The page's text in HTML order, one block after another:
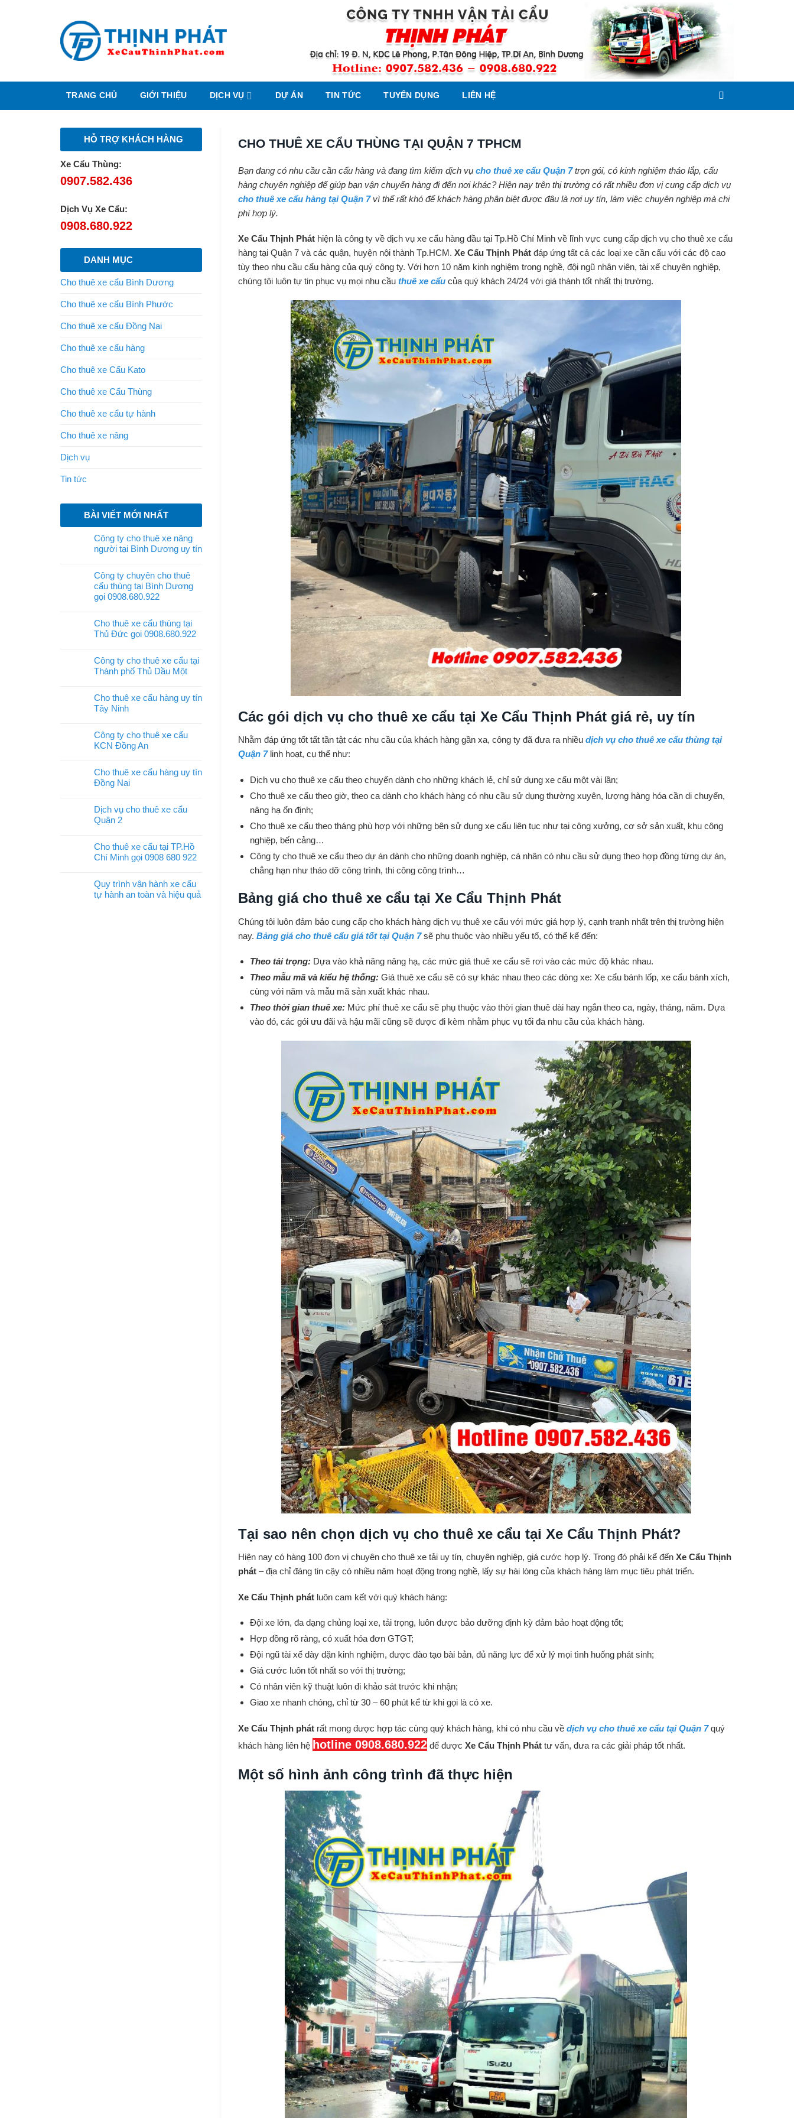
TRANG CHỦ GIỚI THIỆU DỊCH VỤ DỰ ÁN TIN TỨC TUYỂN DỤNG LIÊN HỆ
HỖ TRỢ KHÁCH HÀNG
Xe Cẩu Thùng:
0907.582.436
Dịch Vụ Xe Cẩu:
0908.680.922
DANH MỤC
Cho thuê xe cẩu Bình Dương
Cho thuê xe cẩu Bình Phước
Cho thuê xe cẩu Đồng Nai
Cho thuê xe cẩu hàng
Cho thuê xe Cẩu Kato
Cho thuê xe Cẩu Thùng
Cho thuê xe cẩu tự hành
Cho thuê xe nâng
Dịch vụ
Tin tức
BÀI VIẾT MỚI NHẤT
Công ty cho thuê xe nâng
người tại Bình Dương uy tín
Công ty chuyên cho thuê
cẩu thùng tại Bình Dương
gọi 0908.680.922
Cho thuê xe cẩu thùng tại
Thủ Đức gọi 0908.680.922
Công ty cho thuê xe cẩu tại
Thành phố Thủ Dầu Một
Cho thuê xe cẩu hàng uy tín
Tây Ninh
Công ty cho thuê xe cẩu
KCN Đồng An
Cho thuê xe cẩu hàng uy tín
Đồng Nai
Dịch vụ cho thuê xe cẩu
Quận 2
Cho thuê xe cẩu tại TP.Hồ
Chí Minh gọi 0908 680 922
Quy trình vận hành xe cẩu
tự hành an toàn và hiệu quả
CHO THUÊ XE CẨU THÙNG TẠI QUẬN 7 TPHCM
Bạn đang có nhu cầu cần cẩu hàng và đang tìm kiếm dịch vụ cho thuê xe cẩu Quận 7trọn gói, có kinh nghiệm tháo lắp, cẩu
hàng chuyên nghiệp để giúp bạn vận chuyển hàng đi đến nơi khác? Hiện nay trên thị trường có rất nhiều đơn vị cung cấp dịch vụ
cho thuê xe cẩu hàng tại Quận 7vì thế rất khó để khách hàng phân biệt được đâu là nơi uy tín, làm việc chuyên nghiệp mà chi
phí hợp lý.
Xe Cẩu Thịnh Phát hiện là công ty về dịch vụ xe cẩu hàng đầu tại Tp.Hồ Chí Minh về lĩnh vực cung cấp dịch vụ cho thuê xe cẩu
hàng tại Quận 7 và các quận, huyện nội thành Tp.HCM. Xe Cẩu Thịnh Phát đáp ứng tất cả các loại xe cần cẩu với các độ cao
tùy theo nhu cầu cẩu hàng của quý công ty. Với hơn 10 năm kinh nghiệm trong nghề, đội ngũ nhân viên, tài xế chuyên nghiệp,
chúng tôi luôn tự tin phục vụ mọi nhu cầu thuê xe cẩu của quý khách 24/24 với giá thành tốt nhất thị trường.
Các gói dịch vụ cho thuê xe cẩu tại Xe Cẩu Thịnh Phát giá rẻ, uy tín
Nhằm đáp ứng tốt tất tần tật các nhu cầu của khách hàng gần xa, công ty đã đưa ra nhiều dịch vụ cho thuê xe cẩu thùng tại
Quận 7linh hoạt, cụ thể như:
Dịch vụ cho thuê xe cẩu theo chuyến dành cho những khách lẻ, chỉ sử dụng xe cẩu một vài lần;
Cho thuê xe cẩu theo giờ, theo ca dành cho khách hàng có nhu cầu sử dụng thường xuyên, lượng hàng hóa cần di chuyển,
nâng hạ ổn định;
Cho thuê xe cẩu theo tháng phù hợp với những bên sử dụng xe cẩu liên tục như tại công xưởng, cơ sở sản xuất, khu công
nghiệp, bến cảng…
Công ty cho thuê xe cẩu theo dự án dành cho những doanh nghiệp, cá nhân có nhu cầu sử dụng theo hợp đồng từng dự án,
chẳng hạn như tháo dỡ công trình, thi công công trình…
Bảng giá cho thuê xe cẩu tại Xe Cẩu Thịnh Phát
Chúng tôi luôn đảm bảo cung cấp cho khách hàng dịch vụ thuê xe cẩu với mức giá hợp lý, cạnh tranh nhất trên thị trường hiện
nay. Bảng giá cho thuê cẩu giá tốt tại Quận 7 sẽ phụ thuộc vào nhiều yếu tố, có thể kể đến:
Theo tải trọng: Dựa vào khả năng nâng hạ, các mức giá thuê xe cẩu sẽ rơi vào các mức độ khác nhau.
Theo mẫu mã và kiểu hệ thống:Giá thuê xe cẩu sẽ có sự khác nhau theo các dòng xe: Xe cẩu bánh lốp, xe cẩu bánh xích,
cùng với năm và mẫu mã sản xuất khác nhau.
Theo thời gian thuê xe:Mức phí thuê xe cẩu sẽ phụ thuộc vào thời gian thuê dài hay ngắn theo ca, ngày, tháng, năm. Dựa
vào đó, các gói ưu đãi và hậu mãi cũng sẽ được đi kèm nhằm phục vụ tối đa nhu cầu của khách hàng.
Tại sao nên chọn dịch vụ cho thuê xe cẩu tại Xe Cẩu Thịnh Phát?
Hiện nay có hàng 100 đơn vị chuyên cho thuê xe tải uy tín, chuyên nghiệp, giá cước hợp lý. Trong đó phải kể đến Xe Cẩu Thịnh
phát – địa chỉ đáng tin cậy có nhiều năm hoạt động trong nghề, lấy sự hài lòng của khách hàng làm mục tiêu phát triển.
Xe Cẩu Thịnh phát luôn cam kết với quý khách hàng:
Đội xe lớn, đa dạng chủng loại xe, tải trọng, luôn được bảo dưỡng định kỳ đảm bảo hoạt động tốt;
Hợp đồng rõ ràng, có xuất hóa đơn GTGT;
Đội ngũ tài xế dày dặn kinh nghiệm, được đào tạo bài bản, đủ năng lực để xử lý mọi tình huống phát sinh;
Giá cước luôn tốt nhất so với thị trường;
Có nhân viên kỹ thuật luôn đi khảo sát trước khi nhận;
Giao xe nhanh chóng, chỉ từ 30 – 60 phút kể từ khi gọi là có xe.
Xe Cẩu Thịnh phát rất mong được hợp tác cùng quý khách hàng, khi có nhu cầu về dịch vụ cho thuê xe cẩu tại Quận 7quý
khách hàng liên hệ hotline 0908.680.922 để được Xe Cẩu Thịnh Phát tư vấn, đưa ra các giải pháp tốt nhất.
Một số hình ảnh công trình đã thực hiện